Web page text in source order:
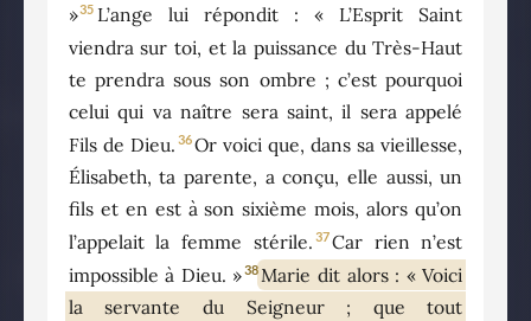
»35 L’ange lui répondit : « L’Esprit Saint
viendra sur toi, et la puissance du Très-Haut
te prendra sous son ombre ; c’est pourquoi
celui qui va naître sera saint, il sera appelé
Fils de Dieu. 36Or voici que, dans sa vieillesse,
Élisabeth, ta parente, a conçu, elle aussi, un
fils et en est à son sixième mois, alors qu’on
l’appelait la femme stérile. 37Car rien n’est
impossible à Dieu. »38Marie dit alors : « Voici
la servante du Seigneur ; que tout